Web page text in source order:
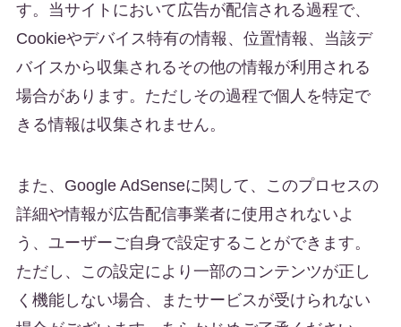
す。当サイトにおいて広告が配信される過程で、
Cookieやデバイス特有の情報、位置情報、当該デ
バイスから収集されるその他の情報が利用される
場合があります。ただしその過程で個人を特定で
きる情報は収集されません。
また、Google AdSenseに関して、このプロセスの
詳細や情報が広告配信事業者に使用されないよ
う、ユーザーご自身で設定することができます。
ただし、この設定により一部のコンテンツが正し
く機能しない場合、またサービスが受けられない